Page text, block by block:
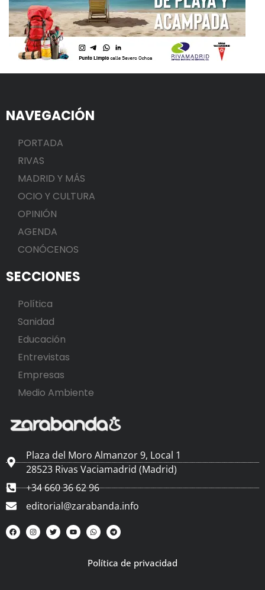
NAVEGACIÓN
PORTADA
RIVAS
MADRID Y MÁS
OCIO Y CULTURA
OPINIÓN
AGENDA
CONÓCENOS
SECCIONES
Política
Sanidad
Educación
Entrevistas
Empresas
Medio Ambiente
Plaza del Moro Almanzor 9, Local 1
28523 Rivas Vaciamadrid (Madrid)
+34 660 36 62 96
editorial@zarabanda.info
Política de privacidad